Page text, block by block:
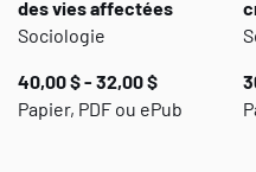
des vies affectées
Sociologie
40,00 $ - 32,00 $
Papier, PDF ou ePub